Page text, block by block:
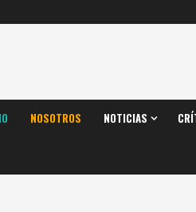
NOSOTROS NOTICIAS